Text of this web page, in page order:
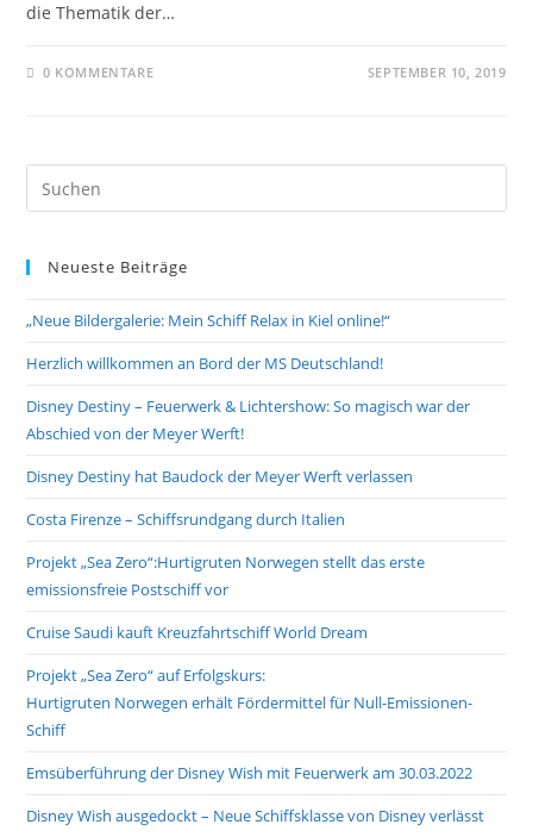
die Thematik der…
0 KOMMENTARE SEPTEMBER 10, 2019
Neueste Beiträge
„Neue Bildergalerie: Mein Schiff Relax in Kiel online!“
Herzlich willkommen an Bord der MS Deutschland!
Disney Destiny – Feuerwerk & Lichtershow: So magisch war der
Abschied von der Meyer Werft!
Disney Destiny hat Baudock der Meyer Werft verlassen
Costa Firenze – Schiffsrundgang durch Italien
Projekt „Sea Zero“:Hurtigruten Norwegen stellt das erste
emissionsfreie Postschiff vor
Cruise Saudi kauft Kreuzfahrtschiff World Dream
Projekt „Sea Zero“ auf Erfolgskurs:
Hurtigruten Norwegen erhält Fördermittel für Null-Emissionen-
Schiff
Emsüberführung der Disney Wish mit Feuerwerk am 30.03.2022
Disney Wish ausgedockt – Neue Schiffsklasse von Disney verlässt